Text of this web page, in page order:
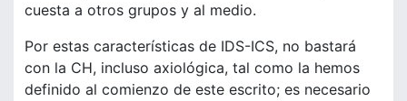
cuesta a otros grupos y al medio.
Por estas características de IDS-ICS, no bastará
con la CH, incluso axiológica, tal como la hemos
definido al comienzo de este escrito; es necesario